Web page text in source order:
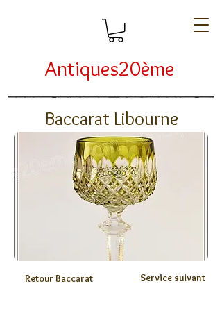
Antiques20ème
Baccarat Libourne
Retour Baccarat Service suivant